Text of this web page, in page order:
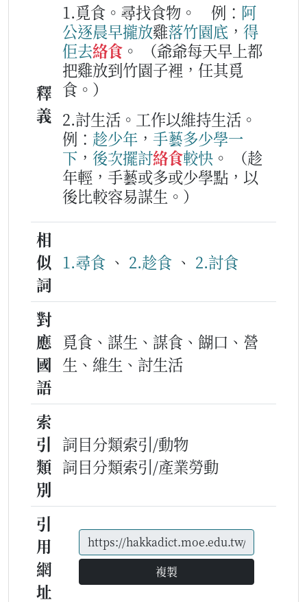
釋
義
1.覓食。尋找食物。 例： 阿
公逐晨早攏放雞落竹園底 ， 得
佢去絡食 。
（爺爺每天早上都
把雞放到竹園子裡，任其覓
食。）
2.討生活。工作以維持生活。
例： 趁少年 ， 手藝多少學一
下 ， 後次擺討絡食較快 。
（趁
年輕，手藝或多或少學點，以
後比較容易謀生。）
相
似
詞
1.尋食 、 2.趁食 、 2.討食
對
應
國
語
覓食、謀生、謀食、餬口、營
生、維生、討生活
索
引
類
別
詞目分類索引/動物
詞目分類索引/產業勞動
引
用
網
址
複製